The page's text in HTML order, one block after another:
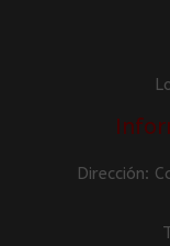
Dirección: